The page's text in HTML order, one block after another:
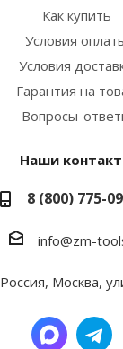
Как купить
Условия
Условия
Гарантия на
Вопросы-
Наши
8 (800) 775-
info@zm-
Россия, Москва,